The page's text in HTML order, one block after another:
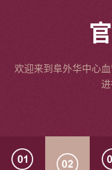
欢迎来到阜外华中心
进